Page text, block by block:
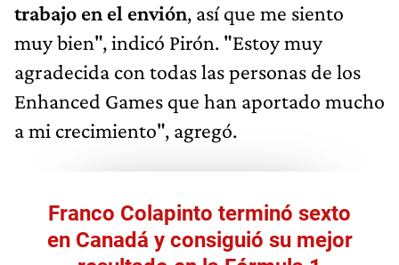
trabajo en el envión, así que me siento
muy bien", indicó Pirón. "Estoy muy
agradecida con todas las personas de los
Enhanced Games que han aportado mucho
a mi crecimiento", agregó.
Franco Colapinto terminó sexto
en Canadá y consiguió su mejor